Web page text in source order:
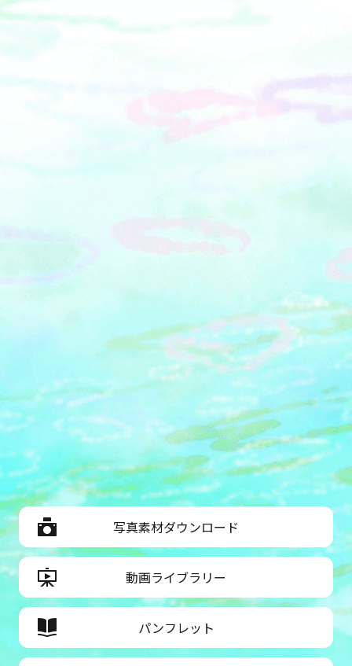
写真素材ダウンロード
動画ライブラリー
パンフレット